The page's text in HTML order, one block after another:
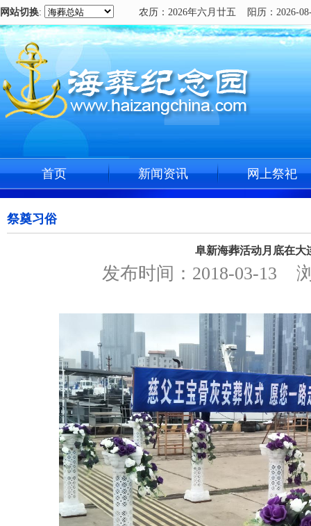
网站切换: 农历：2026年六月廿五 阳历：2026-
首页 新闻资讯 网上祭祀
祭奠习俗
阜新海葬活动月底在大
发布时间：2018-03-13